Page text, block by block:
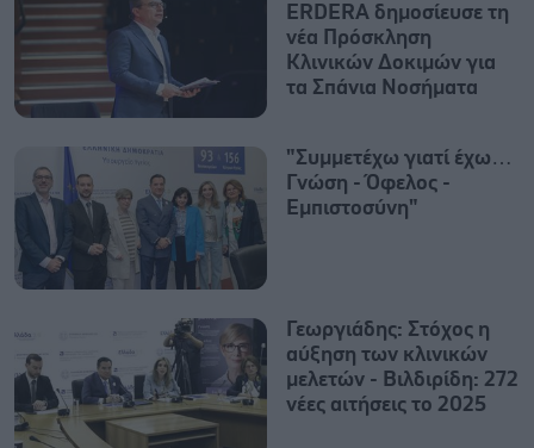
ERDERA δημοσίευσε τη
νέα Πρόσκληση
Κλινικών Δοκιμών για
τα Σπάνια Νοσήματα
"Συμμετέχω γιατί έχω…
Γνώση - Όφελος -
Εμπιστοσύνη"
Γεωργιάδης: Στόχος η
αύξηση των κλινικών
μελετών - Βιλδιρίδη: 272
νέες αιτήσεις το 2025